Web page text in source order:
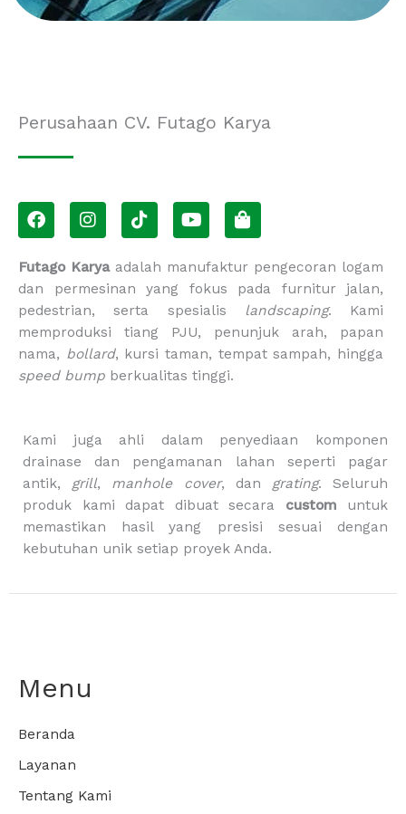
Perusahaan CV. Futago Karya
F
a
e
b
o
o
k
I
n
t
a
r
a
m
T
i
t
o
k
Y
o
t
u
b
e
S
h
p
p
n
g
-
Futago Karyaadalah manufaktur pengecoran logam
dan permesinan yang fokus pada furnitur jalan,
pedestrian, serta spesialis landscaping. Kami
memproduksi tiang PJU, penunjuk arah, papan
nama, bollard, kursi taman, tempat sampah, hingga
speed bump berkualitas tinggi.
Kami juga ahli dalam penyediaan komponen
drainase dan pengamanan lahan seperti pagar
antik, grill, manhole cover, dan grating. Seluruh
produk kami dapat dibuat secara custom untuk
memastikan hasil yang presisi sesuai dengan
kebutuhan unik setiap proyek Anda.
Menu
Beranda
Layanan
Tentang Kami